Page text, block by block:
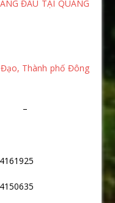
ĐẦU TẠI QUẢNG
Thành phố Đông
161925 –